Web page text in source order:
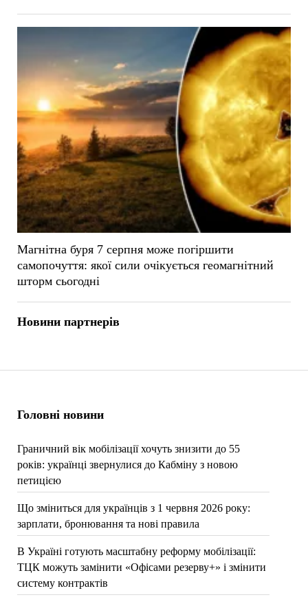
Головні новини
Граничний вік мобілізації хочуть знизити до 55
років: українці звернулися до Кабміну з новою
петицією
Що зміниться для українців з 1 червня 2026 року:
зарплати, бронювання та нові правила
В Україні готують масштабну реформу мобілізації:
ТЦК можуть замінити «Офісами резерву+» і змінити
систему контрактів
Магнітна буря 7 серпня може погіршити
самопочуття: якої сили очікується геомагнітний
шторм сьогодні
Новини партнерів